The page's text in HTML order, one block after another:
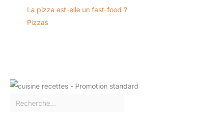
La pizza est-elle un fast-food ?
Pizzas